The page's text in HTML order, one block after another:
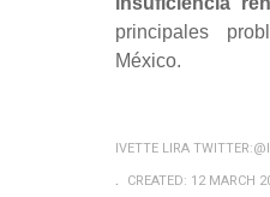
principales
México.
IVETTE LIRA
CREATED: 12 MARCH